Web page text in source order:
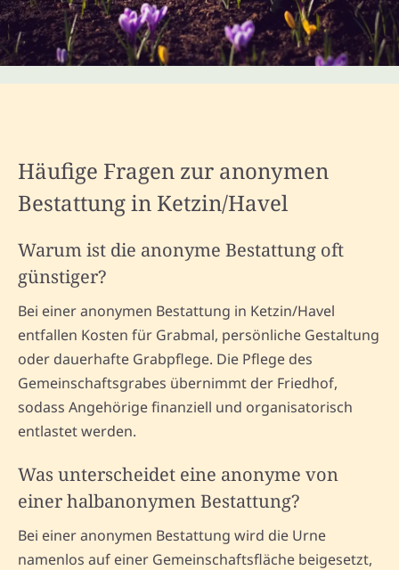
Häufige Fragen zur anonymen
Bestattung in Ketzin/Havel
Warum ist die anonyme Bestattung oft
günstiger?
Bei einer anonymen Bestattung in Ketzin/Havel
entfallen Kosten für Grabmal, persönliche Gestaltung
oder dauerhafte Grabpflege. Die Pflege des
Gemeinschaftsgrabes übernimmt der Friedhof,
sodass Angehörige finanziell und organisatorisch
entlastet werden.
Was unterscheidet eine anonyme von
einer halbanonymen Bestattung?
Bei einer anonymen Bestattung wird die Urne
namenlos auf einer Gemeinschaftsfläche beigesetzt,